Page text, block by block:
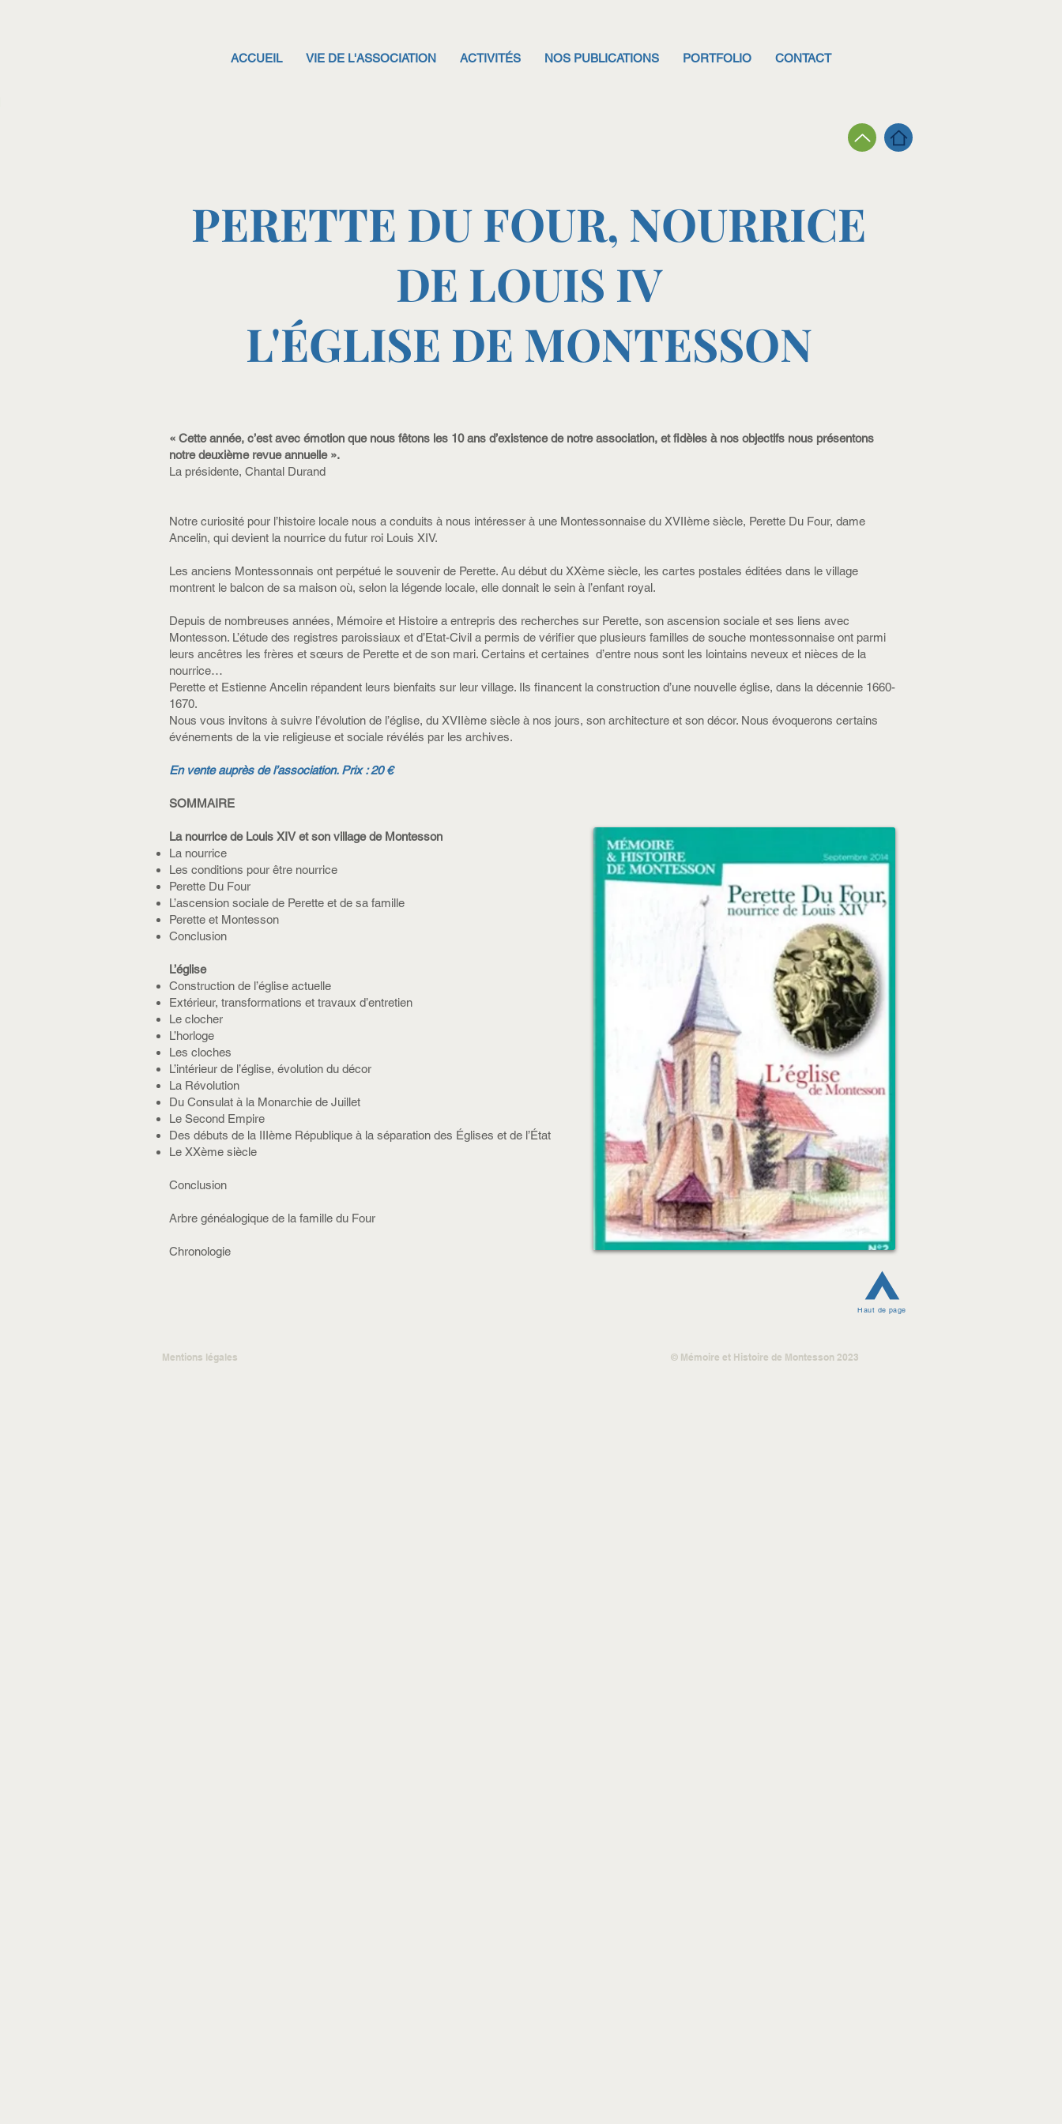
ACCUEIL VIE DE L'ASSOCIATION ACTIVITÉS NOS PUBLICATIONS PORTFOLIO CONTACT
PERETTE DU FOUR, NOURRICE
DE LOUIS IV
L'ÉGLISE DE MONTESSON
« Cette année, c’est avec émotion que nous fêtons les 10 ans d’existence de notre association, et fidèles à nos objectifs nous présentons
notre deuxième revue annuelle ».
La présidente, Chantal Durand
Notre curiosité pour l’histoire locale nous a conduits à nous intéresser à une Montessonnaise du XVIIème siècle, Perette Du Four, dame
Ancelin, qui devient la nourrice du futur roi Louis XIV.
Les anciens Montessonnais ont perpétué le souvenir de Perette. Au début du XXème siècle, les cartes postales éditées dans le village
montrent le balcon de sa maison où, selon la légende locale, elle donnait le sein à l’enfant royal.
Depuis de nombreuses années, Mémoire et Histoire a entrepris des recherches sur Perette, son ascension sociale et ses liens avec
Montesson. L’étude des registres paroissiaux et d’Etat-Civil a permis de vérifier que plusieurs familles de souche montessonnaise ont parmi
leurs ancêtres les frères et sœurs de Perette et de son mari. Certains et certaines d’entre nous sont les lointains neveux et nièces de la
nourrice…
Perette et Estienne Ancelin répandent leurs bienfaits sur leur village. Ils financent la construction d’une nouvelle église, dans la décennie 1660-
1670.
Nous vous invitons à suivre l’évolution de l’église, du XVIIème siècle à nos jours, son architecture et son décor. Nous évoquerons certains
événements de la vie religieuse et sociale révélés par les archives.
En vente auprès de l’association. Prix : 20 €
SOMMAIRE
La nourrice de Louis XIV et son village de Montesson
La nourrice
Les conditions pour être nourrice
Perette Du Four
L’ascension sociale de Perette et de sa famille
Perette et Montesson
Conclusion
L’église
Construction de l’église actuelle
Extérieur, transformations et travaux d’entretien
Le clocher
L’horloge
Les cloches
L’intérieur de l’église, évolution du décor
La Révolution
Du Consulat à la Monarchie de Juillet
Le Second Empire
Des débuts de la IIIème République à la séparation des Églises et de l’État
Le XXème siècle
Conclusion
Arbre généalogique de la famille du Four
Chronologie
Haut de page
Mentions légales © Mémoire et Histoire de Montesson 2023